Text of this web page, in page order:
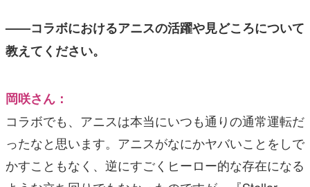
——コラボにおけるアニスの活躍や見どころについて
教えてください。
岡咲さん：
コラボでも、アニスは本当にいつも通りの通常運転だ
ったなと思います。アニスがなにかヤバいことをしで
かすこともなく、逆にすごくヒーロー的な存在になる